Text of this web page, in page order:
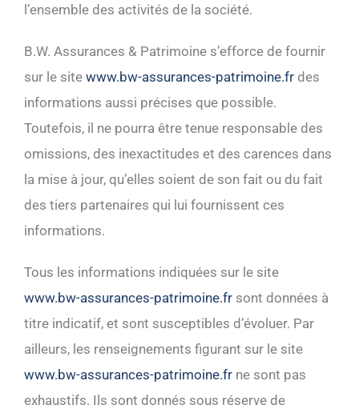
l’ensemble des activités de la société.
B.W. Assurances & Patrimoine s’efforce de fournir
sur le site www.bw-assurances-patrimoine.fr des
informations aussi précises que possible.
Toutefois, il ne pourra être tenue responsable des
omissions, des inexactitudes et des carences dans
la mise à jour, qu’elles soient de son fait ou du fait
des tiers partenaires qui lui fournissent ces
informations.
Tous les informations indiquées sur le site
www.bw-assurances-patrimoine.fr sont données à
titre indicatif, et sont susceptibles d’évoluer. Par
ailleurs, les renseignements figurant sur le site
www.bw-assurances-patrimoine.fr ne sont pas
exhaustifs. Ils sont donnés sous réserve de